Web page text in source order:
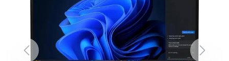
Previous Next